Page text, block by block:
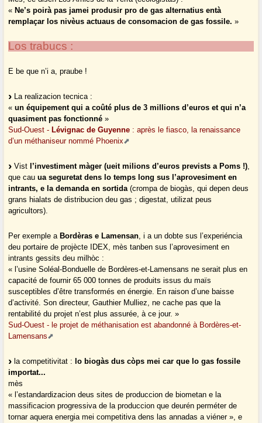
« Ne’s poirà pas jamei produsir pro de gas alternatius entà
remplaçar los nivèus actuaus de consomacion de gas fossile. »
Los trabucs :
E be que n’i a, praube !
La realizacion tecnica :
«un équipement qui a coûté plus de 3 millions d’euros et qui n’a
quasiment pas fonctionné »
Sud-Ouest - Lévignac de Guyenne : après le fiasco, la renaissance
d’un méthaniseur nommé Phoenix
Vist l’investiment màger (ueit milions d’euros prevists a Poms !),
que cauua seguretat dens lo temps long sus l’aprovesiment en
intrants, e la demanda en sortida(crompa de biogàs, qui depen deus
grans hialats de distribucion deu gas ; digestat, utilizat peus
agricultors).
Per exemple a Bordèras e Lamensan, i a un dobte sus l’experiéncia
deu portaire de projècte IDEX, mès tanben sus l’aprovesiment en
intrants gessits deu milhòc :
« l’usine Soléal-Bonduelle de Bordères-et-Lamensans ne serait plus en
capacité de fournir 65 000 tonnes de produits issus du maïs
susceptibles d’être transformés en énergie. En raison d’une baisse
d’activité. Son directeur, Gauthier Mulliez, ne cache pas que la
rentabilité du projet n’est plus assurée, à ce jour. »
Sud-Ouest - le projet de méthanisation est abandonné à Bordères-et-
Lamensans
la competitivitat : lo biogàs dus còps mei car que lo gas fossile
importat...
mès
« l’estandardizacion deus sites de produccion de biometan e la
massificacion progressiva de la produccion que deurén perméter de
tornar aquera energia mei competitiva dens las annadas a viéner », e